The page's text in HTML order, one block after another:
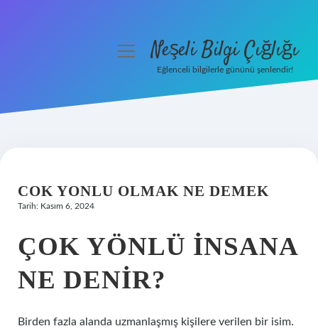
Hakkımızda
menüyüNeşeli Bilgi Çığlığı
Eğlenceli bilgilerle gününü şenlendir!
COK YONLU OLMAK NE DEMEK
Tarih: Kasım 6, 2024
ÇOK YÖNLÜ INSANA
NE DENIR?
Birden fazla alanda uzmanlaşmış kişilere verilen bir isim.